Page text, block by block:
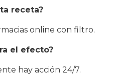
receta?
online con filtro.
el efecto?
hay acción 24/7.